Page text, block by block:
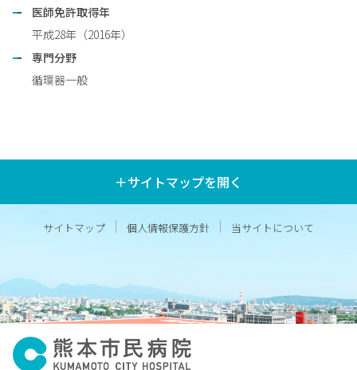
医師免許取得年
平成28年（2016年）
専門分野
循環器一般
＋サイトマップを開く
サイトマップ 個人情報保護方針 当サイトについて